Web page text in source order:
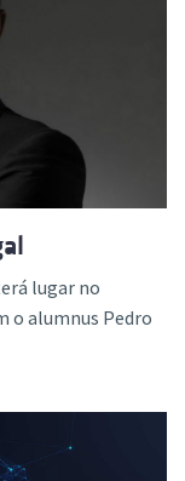
lugar no
o alumnus Pedro